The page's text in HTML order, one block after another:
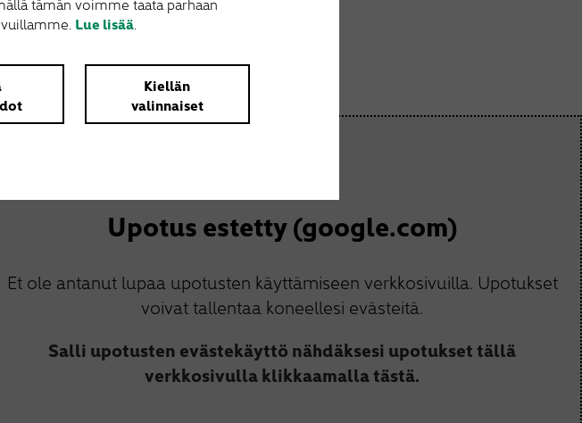
Upotus estetty (google.com)
Et ole antanut lupaa upotusten käyttämiseen verkkosivuilla. Upotukset
voivat tallentaa koneellesi evästeitä.
Salli upotusten evästekäyttö nähdäksesi upotukset tällä
verkkosivulla klikkaamalla tästä.
Lue lisää
Kiellän
valinnaiset